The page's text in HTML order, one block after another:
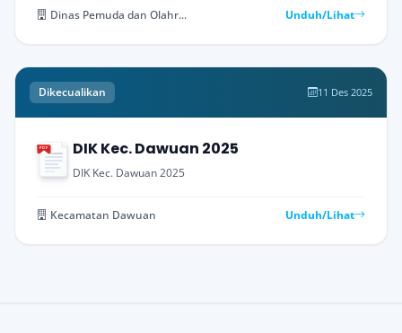
Dinas Pemuda dan Olahraga Unduh/Lihat
Dikecualikan 11 Des 2025
PDF DIK Kec. Dawuan 2025
DIK Kec. Dawuan 2025
Kecamatan Dawuan Unduh/Lihat